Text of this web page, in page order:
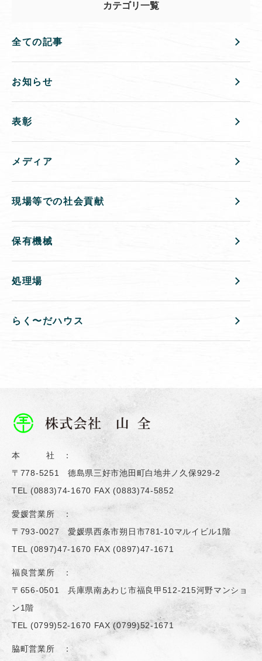
カテゴリ一覧
全ての記事
お知らせ
表彰
メディア
現場等での社会貢献
保有機械
処理場
らく〜だハウス
本 社 ：
〒778-5251 德島県三好市池田町白地井ノ久保929-2
TEL (0883)74-1670 FAX (0883)74-5852
愛媛営業所 ：
〒793-0027 愛媛県西条市朔日市781-10マルイビル1階
TEL (0897)47-1670 FAX (0897)47-1671
福良営業所 ：
〒656-0501 兵庫県南あわじ市福良甲512-215河野マンショ
ン1階
TEL (0799)52-1670 FAX (0799)52-1671
脇町営業所 ：